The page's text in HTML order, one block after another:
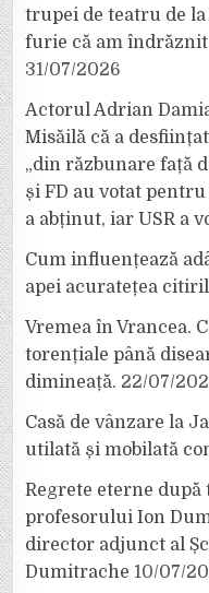
trupei de teatru de la
furie că am îndrăznit
31/07/2026
Actorul Adrian
Misăilă că a
„din răzbunare față
și FD au votat
a abținut, iar USR a
Cum influențează
apei acuratețea
Vremea în Vrancea.
torențiale până
dimineață. 22/07/
Casă de vânzare la
utilată și mobilată
Regrete eterne după
profesorului Ion
director adjunct al
Dumitrache 10/07/